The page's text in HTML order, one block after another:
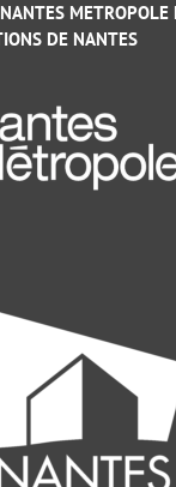
METROPOLE
DE NANTES